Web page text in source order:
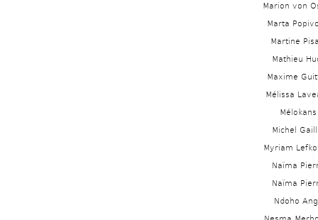
Marion von
Marta
Martine
Mathieu
Maxime
Mélissa
Mélokans
Michel
Myriam
Naïma
Naïma
Ndoho